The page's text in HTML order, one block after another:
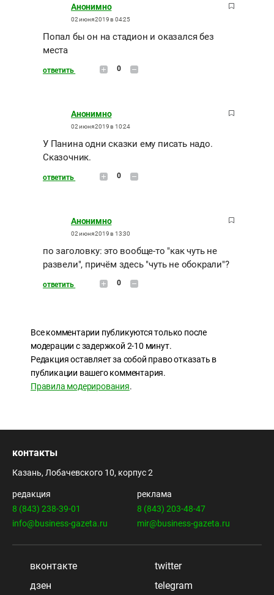
Анонимно
02 июня 2019 в 04:25
Попал бы он на стадион и оказался без
места
ответить 0
Анонимно
02 июня 2019 в 10:24
У Панина одни сказки ему писать надо.
Сказочник.
ответить 0
Анонимно
02 июня 2019 в 13:30
по заголовку: это вообще-то "как чуть не
развели", причём здесь "чуть не обокрали"?
ответить 0
Все комментарии публикуются только после
модерации с задержкой 2-10 минут.
Редакция оставляет за собой право отказать в
публикации вашего комментария.
Правила модерирования.
контакты
Казань, Лобачевского 10, корпус 2
редакция
8 (843) 238-39-01
info@business-gazeta.ru
реклама
8 (843) 203-48-47
mir@business-gazeta.ru
вконтакте
twitter
дзен
telegram